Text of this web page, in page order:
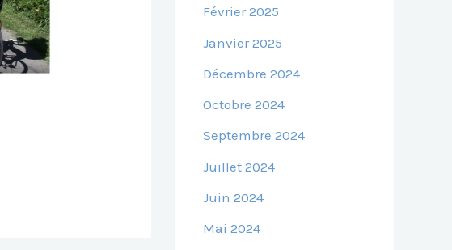
Février 2025
Janvier 2025
Décembre 2024
Octobre 2024
Septembre 2024
Juillet 2024
Juin 2024
Mai 2024